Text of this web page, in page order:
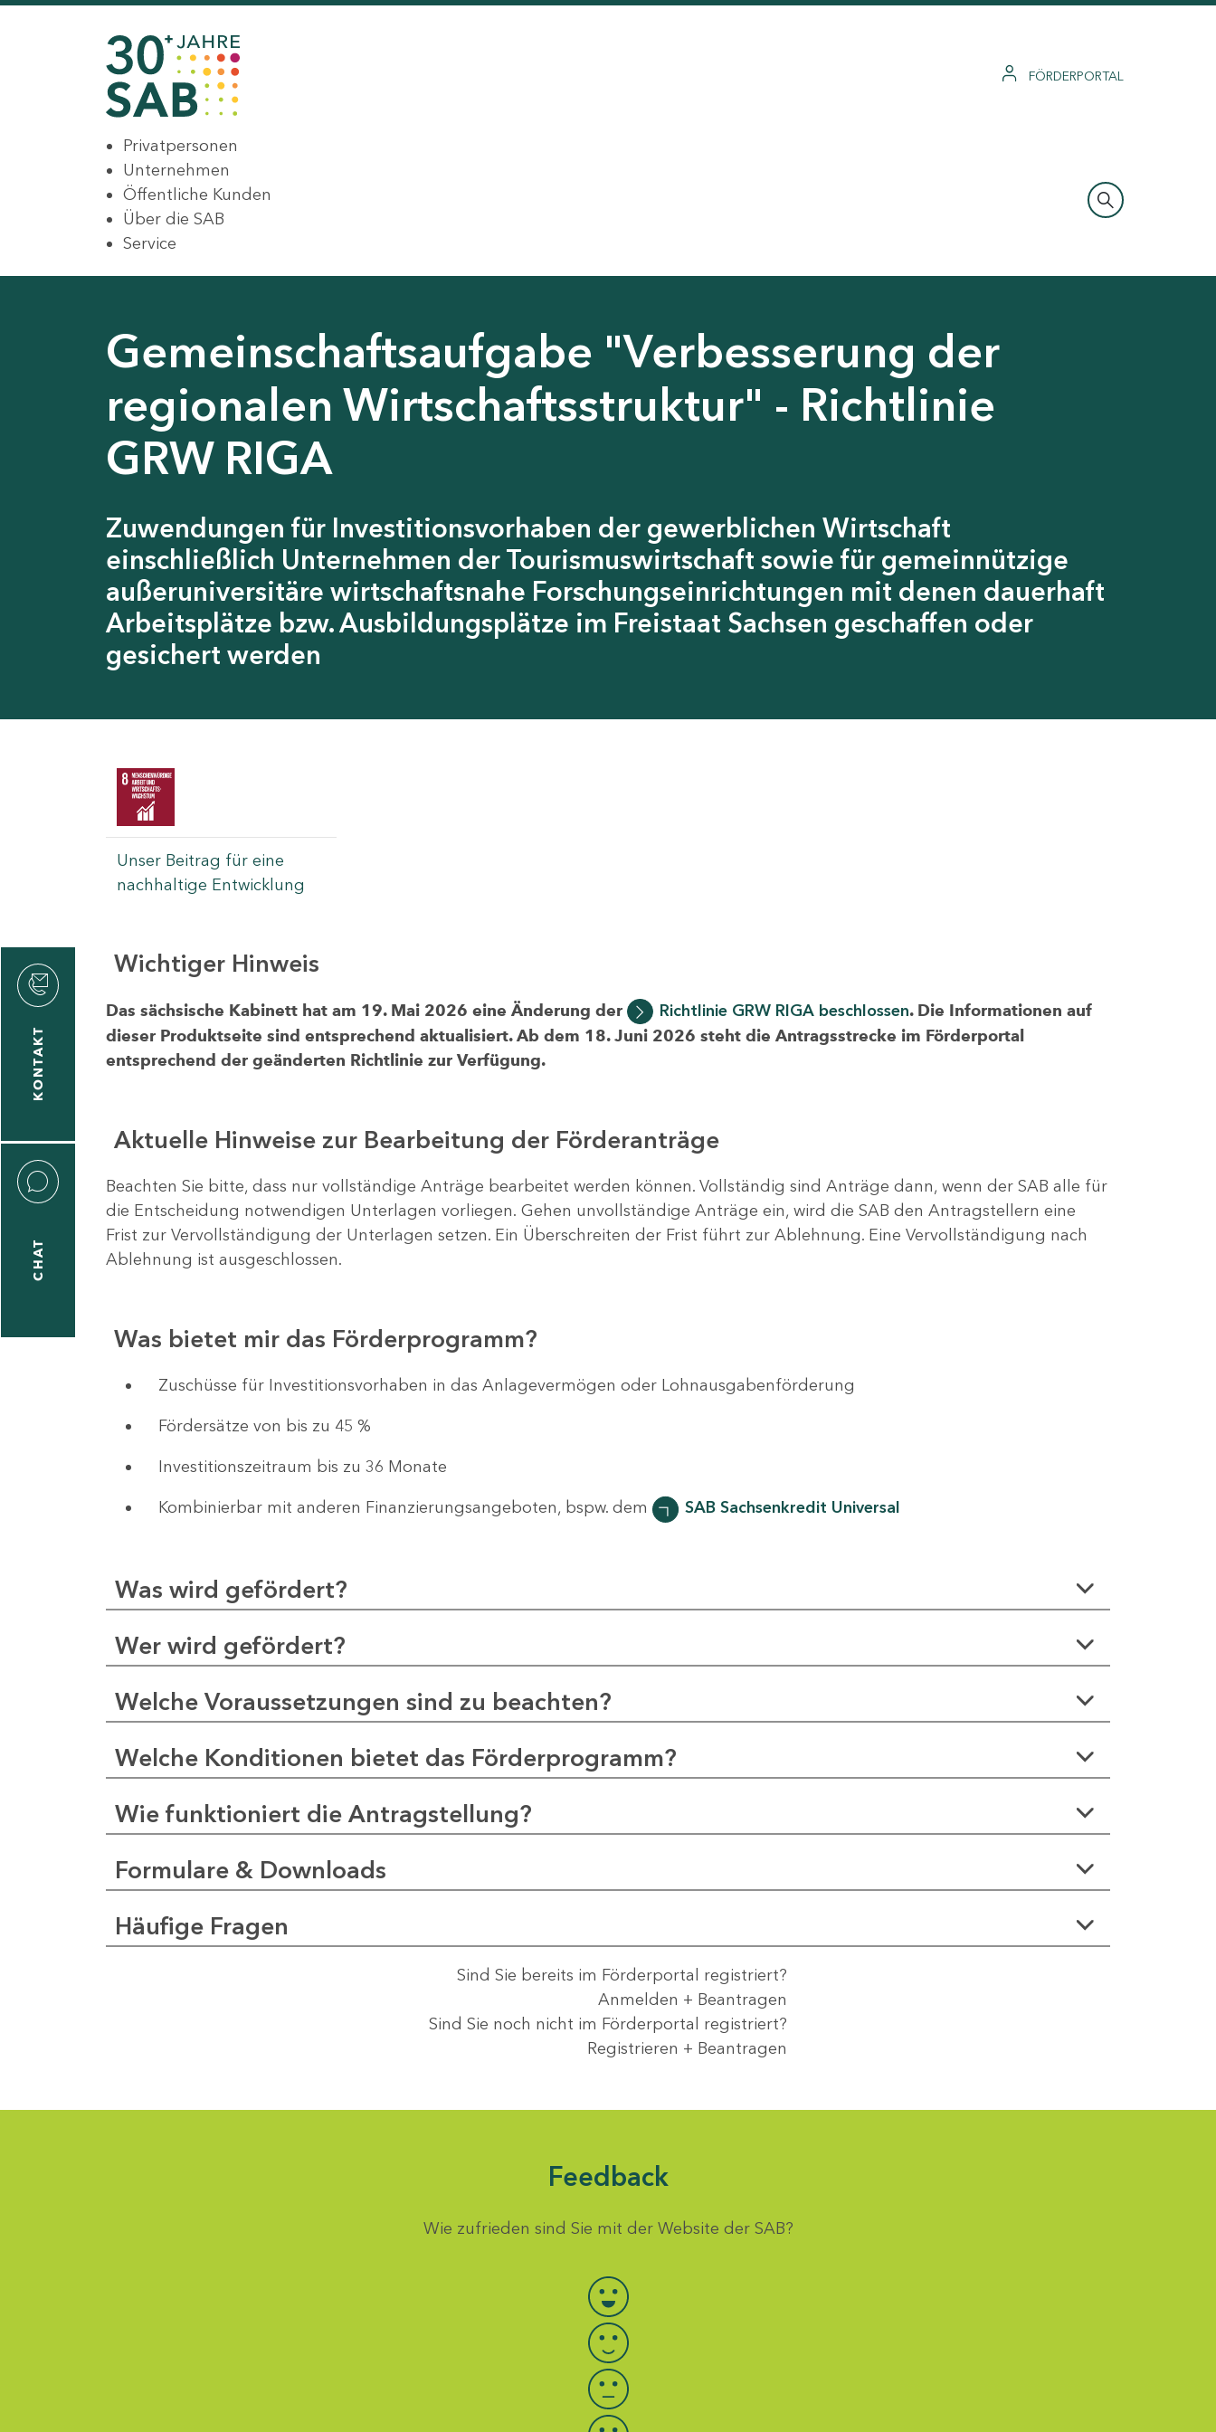
FÖRDERPORTAL
Privatpersonen
Unternehmen
Öffentliche Kunden
Über die SAB
Service
Gemeinschaftsaufgabe "Verbesserung der
regionalen Wirtschaftsstruktur" - Richtlinie
GRW RIGA
Zuwendungen für Investitionsvorhaben der gewerblichen Wirtschaft
einschließlich Unternehmen der Tourismuswirtschaft sowie für gemeinnützige
außeruniversitäre wirtschaftsnahe Forschungseinrichtungen mit denen dauerhaft
Arbeitsplätze bzw. Ausbildungsplätze im Freistaat Sachsen geschaffen oder
gesichert werden
Unser Beitrag für eine
nachhaltige Entwicklung
KONTAKT
CHAT
Wichtiger Hinweis
Das sächsische Kabinett hat am 19. Mai 2026 eine Änderung der Richtlinie GRW RIGA beschlossen. Die Informationen auf
dieser Produktseite sind entsprechend aktualisiert. Ab dem 18. Juni 2026 steht die Antragsstrecke im Förderportal
entsprechend der geänderten Richtlinie zur Verfügung.
Aktuelle Hinweise zur Bearbeitung der Förderanträge
Beachten Sie bitte, dass nur vollständige Anträge bearbeitet werden können. Vollständig sind Anträge dann, wenn der SAB alle für
die Entscheidung notwendigen Unterlagen vorliegen. Gehen unvollständige Anträge ein, wird die SAB den Antragstellern eine
Frist zur Vervollständigung der Unterlagen setzen. Ein Überschreiten der Frist führt zur Ablehnung. Eine Vervollständigung nach
Ablehnung ist ausgeschlossen.
Was bietet mir das Förderprogramm?
​​​​​​Zuschüsse für Investitionsvorhaben in das Anlagevermögen oder Lohnausgabenförderung
Fördersätze von bis zu 45 %
Investitionszeitraum bis zu 36 Monate
Kombinierbar mit anderen Finanzierungsangeboten, bspw. dem SAB Sachsenkredit Universal
Was wird gefördert?
Wer wird gefördert?
Welche Voraussetzungen sind zu beachten?
Welche Konditionen bietet das Förderprogramm?
Wie funktioniert die Antragstellung?
Formulare & Downloads
Häufige Fragen
Sind Sie bereits im Förderportal registriert?
Anmelden + Beantragen
Sind Sie noch nicht im Förderportal registriert?
Registrieren + Beantragen
Feedback
Wie zufrieden sind Sie mit der Website der SAB?
Bewertung auswählen